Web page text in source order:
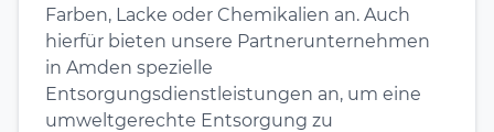
Farben, Lacke oder Chemikalien an. Auch
hierfür bieten unsere Partnerunternehmen
in Amden spezielle
Entsorgungsdienstleistungen an, um eine
umweltgerechte Entsorgung zu